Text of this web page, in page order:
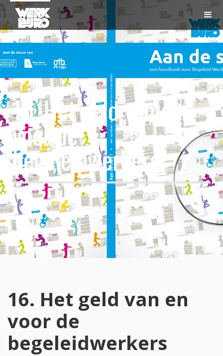
16. Het geld van en
voor de
begeleidwerkers
16. Het geld van en
voor de
begeleidwerkers